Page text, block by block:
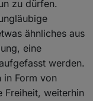
zu dürfen.
ähnliches aus
eine
werden.
in Form von
Freiheit, weiterhin